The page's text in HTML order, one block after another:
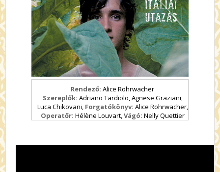
Rendező: Alice Rohrwacher
Szereplők: Adriano Tardiolo, Agnese Graziani,
Luca Chikovani, Forgatókönyv: Alice Rohrwacher,
Operatőr: Hélène Louvart,Vágó: Nelly Quettier